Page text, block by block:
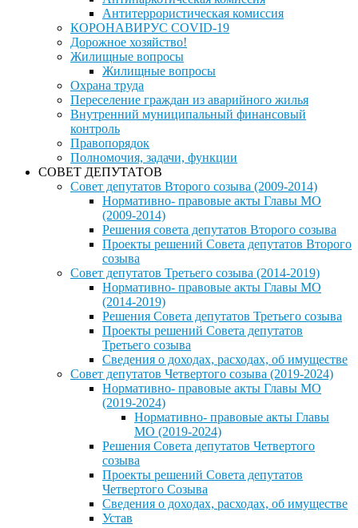
Антитеррористическая комиссия
КОРОНАВИРУС COVID-19
Дорожное хозяйство!
Жилищные вопросы
Жилищные вопросы
Охрана труда
Переселение граждан из аварийного жилья
Внутренний муниципальный финансовый
контроль
Правопорядок
Полномочия, задачи, функции
СОВЕТ ДЕПУТАТОВ
Совет депутатов Второго созыва (2009-2014)
Нормативно- правовые акты Главы МО
(2009-2014)
Решения совета депутатов Второго созыва
Проекты решений Совета депутатов Второго
созыва
Совет депутатов Третьего созыва (2014-2019)
Нормативно- правовые акты Главы МО
(2014-2019)
Решения Совета депутатов Третьего созыва
Проекты решений Совета депутатов
Третьего созыва
Сведения о доходах, расходах, об имуществе
Совет депутатов Четвертого созыва (2019-2024)
Нормативно- правовые акты Главы МО
(2019-2024)
Нормативно- правовые акты Главы
МО (2019-2024)
Решения Совета депутатов Четвертого
созыва
Проекты решений Совета депутатов
Четвертого Созыва
Сведения о доходах, расходах, об имуществе
Устав